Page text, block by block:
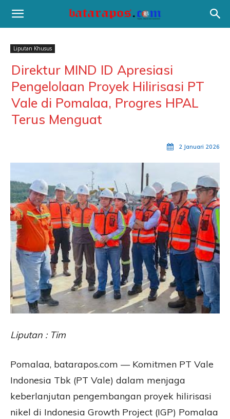
Liputan Khusus
Direktur MIND ID Apresiasi
Pengelolaan Proyek Hilirisasi PT
Vale di Pomalaa, Progres HPAL
Terus Menguat
2 Januari 2026
Liputan : Tim
Pomalaa, batarapos.com — Komitmen PT Vale
Indonesia Tbk (PT Vale) dalam menjaga
keberlanjutan pengembangan proyek hilirisasi
nikel di Indonesia Growth Project (IGP) Pomalaa